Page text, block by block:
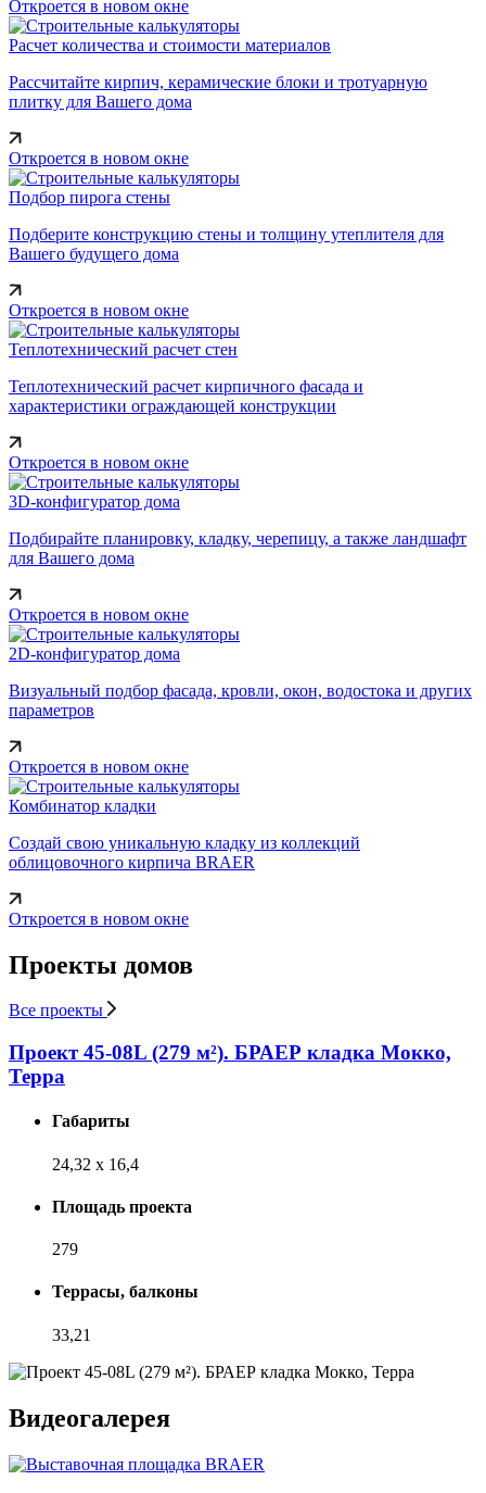
Откроется в новом окне
Расчет количества и стоимости материалов
Рассчитайте кирпич, керамические блоки и тротуарную
плитку для Вашего дома
Откроется в новом окне
Подбор пирога стены
Подберите конструкцию стены и толщину утеплителя для
Вашего будущего дома
Откроется в новом окне
Теплотехнический расчет стен
Теплотехнический расчет кирпичного фасада и
характеристики ограждающей конструкции
Откроется в новом окне
3D-конфигуратор дома
Подбирайте планировку, кладку, черепицу, а также ландшафт
для Вашего дома
Откроется в новом окне
2D-конфигуратор дома
Визуальный подбор фасада, кровли, окон, водостока и других
параметров
Откроется в новом окне
Комбинатор кладки
Создай свою уникальную кладку из коллекций
облицовочного кирпича BRAER
Откроется в новом окне
Проекты домов
Все проекты
Проект 45-08L (279 м²). БРАЕР кладка Мокко,
Терра
Габариты
24,32 х 16,4
Площадь проекта
279
Террасы, балконы
33,21
Видеогалерея